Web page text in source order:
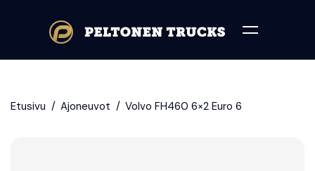
Etusivu Ajoneuvot Volvo FH460 6×2 Euro 6